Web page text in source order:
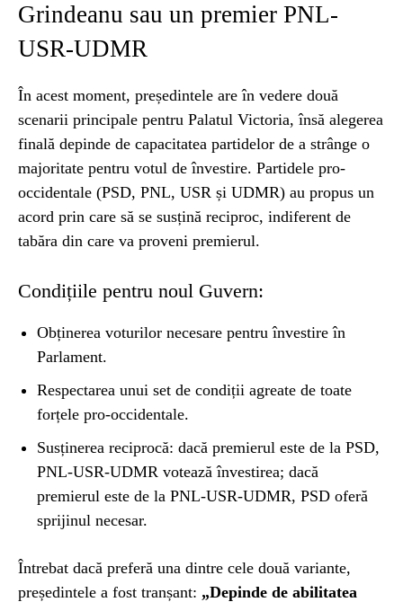
Grindeanu sau un premier PNL-
USR-UDMR
În acest moment, președintele are în vedere două
scenarii principale pentru Palatul Victoria, însă alegerea
finală depinde de capacitatea partidelor de a strânge o
majoritate pentru votul de învestire. Partidele pro-
occidentale (PSD, PNL, USR și UDMR) au propus un
acord prin care să se susțină reciproc, indiferent de
tabăra din care va proveni premierul.
Condițiile pentru noul Guvern:
Obținerea voturilor necesare pentru învestire în
Parlament.
Respectarea unui set de condiții agreate de toate
forțele pro-occidentale.
Susținerea reciprocă: dacă premierul este de la PSD,
PNL-USR-UDMR votează învestirea; dacă
premierul este de la PNL-USR-UDMR, PSD oferă
sprijinul necesar.
Întrebat dacă preferă una dintre cele două variante,
președintele a fost tranșant: „Depinde de abilitatea